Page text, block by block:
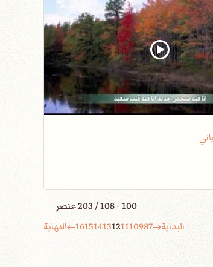
100 - 108 / 203 عنصر
البداية
7
8
9
10
11
12
13
14
15
16 النهاية